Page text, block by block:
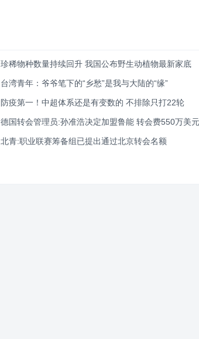
珍稀物种数量持续回升 我国公布野生动植物最新家底
台湾青年：爷爷笔下的“乡愁”是我与大陆的“缘”
防疫第一！中超体系还是有变数的 不排除只打22轮
德国转会管理员:孙准浩决定加盟鲁能 转会费550万美元
北青:职业联赛筹备组已提出通过北京转会名额